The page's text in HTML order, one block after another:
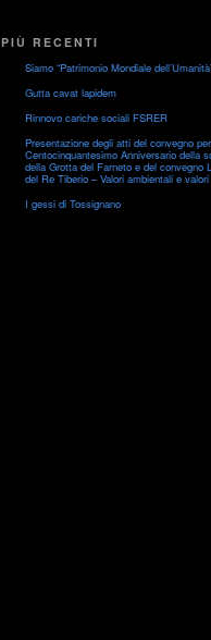
PIÙ RECENTI
Siamo “Patrimonio Mondiale
Gutta cavat lapidem
Rinnovo cariche sociali FSRER
Presentazione degli atti del convegno
Centocinquantesimo Anniversario della
della Grotta del Farneto e del convegno
del Re Tiberio – Valori ambientali e
I gessi di Tossignano